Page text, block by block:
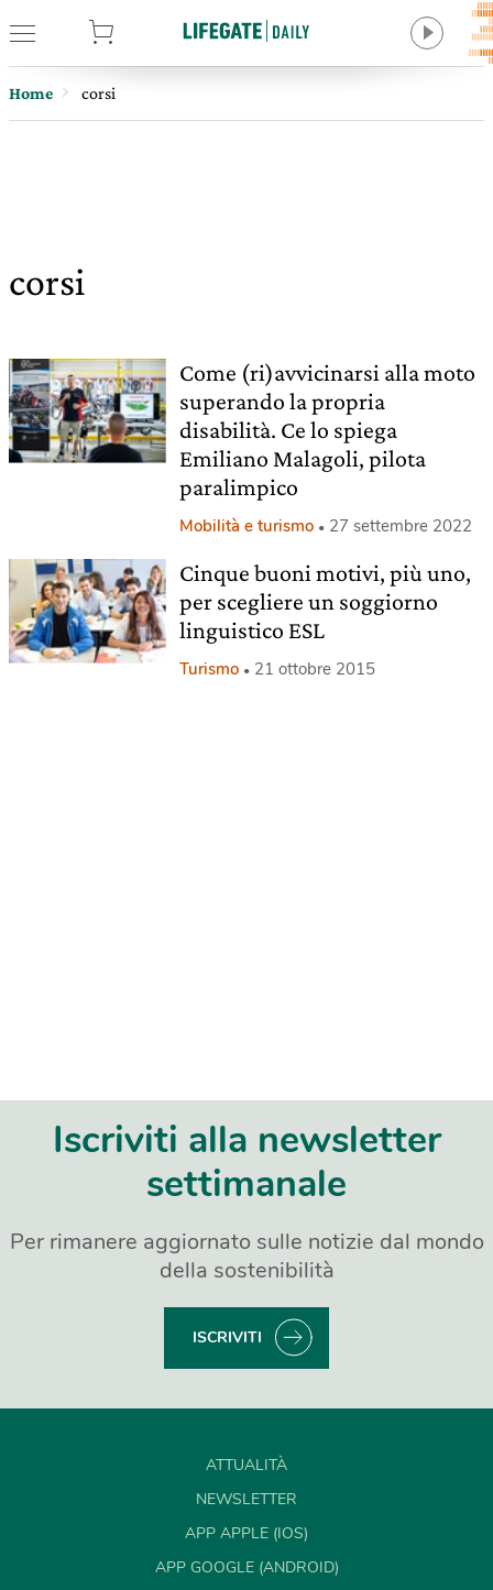
Home corsi
corsi
Come (ri)avvicinarsi alla moto
superando la propria
disabilità. Ce lo spiega
Emiliano Malagoli, pilota
paralimpico
Mobilità e turismo 27 settembre 2022
Cinque buoni motivi, più uno,
per scegliere un soggiorno
linguistico ESL
Turismo 21 ottobre 2015
Iscriviti alla newsletter
settimanale
Per rimanere aggiornato sulle notizie dal mondo
della sostenibilità
ISCRIVITI
ATTUALITÀ
NEWSLETTER
APP APPLE (IOS)
APP GOOGLE (ANDROID)